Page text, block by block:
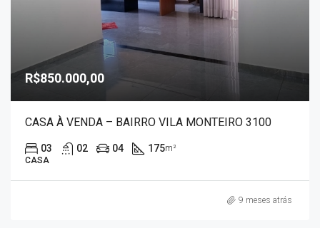
R$850.000,00
CASA À VENDA – BAIRRO VILA MONTEIRO 3100
03 02 04 175m²
CASA
9 meses atrás